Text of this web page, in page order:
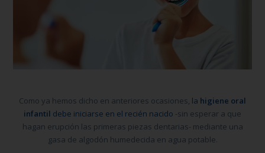
Como ya hemos dicho en anteriores ocasiones, la higiene oral
infantil debe iniciarse en el recién nacido -sin esperar a que
hagan erupción las primeras piezas dentarias- mediante una
gasa de algodón humedecida en agua potable.